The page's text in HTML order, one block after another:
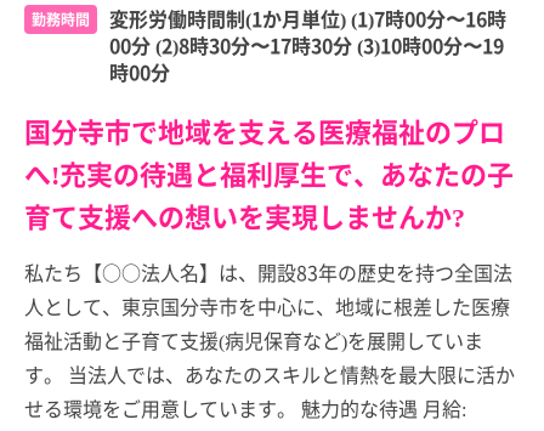
勤務時間
変形労働時間制(1か月単位) (1)7時00分〜16時
00分 (2)8時30分〜17時30分 (3)10時00分〜19
時00分
国分寺市で地域を支える医療福祉のプロ
へ!充実の待遇と福利厚生で、あなたの子
育て支援への想いを実現しませんか?
私たち【○○法人名】は、開設83年の歴史を持つ全国法
人として、東京国分寺市を中心に、地域に根差した医療
福祉活動と子育て支援(病児保育など)を展開していま
す。 当法人では、あなたのスキルと情熱を最大限に活か
せる環境をご用意しています。 魅力的な待遇 月給: